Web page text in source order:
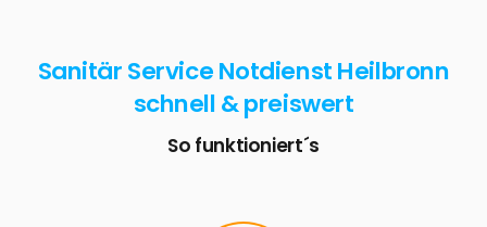
Sanitär Service Notdienst Heilbronn
schnell & preiswert
So funktioniert´s